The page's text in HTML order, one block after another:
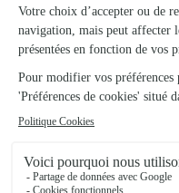
Love Heart
dès119€